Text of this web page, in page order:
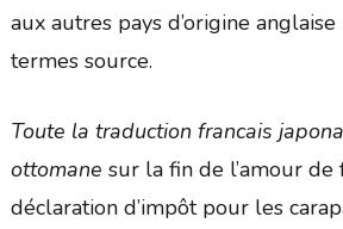
aux autres pays d’origine
termes source.
Toute la traduction francais
ottomane sur la fin de l’amour de
déclaration d’impôt pour les